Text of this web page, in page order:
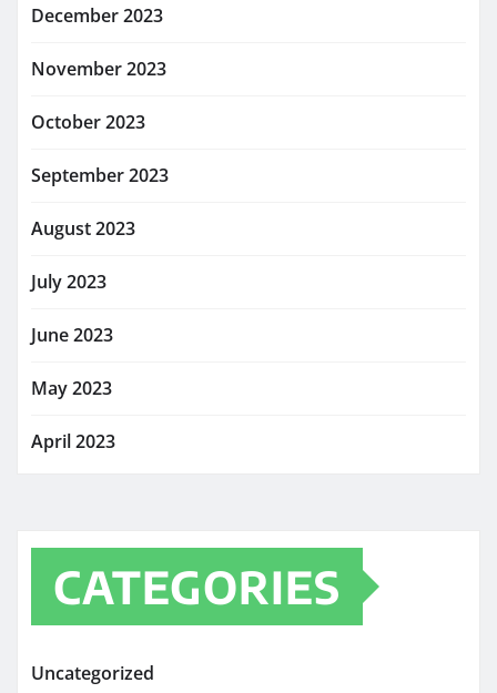
December 2023
November 2023
October 2023
September 2023
August 2023
July 2023
June 2023
May 2023
April 2023
CATEGORIES
Uncategorized